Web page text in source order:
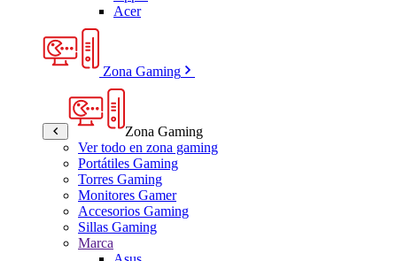
Acer
Zona Gaming
Zona Gaming
Ver todo en zona gaming
Portátiles Gaming
Torres Gaming
Monitores Gamer
Accesorios Gaming
Sillas Gaming
Marca